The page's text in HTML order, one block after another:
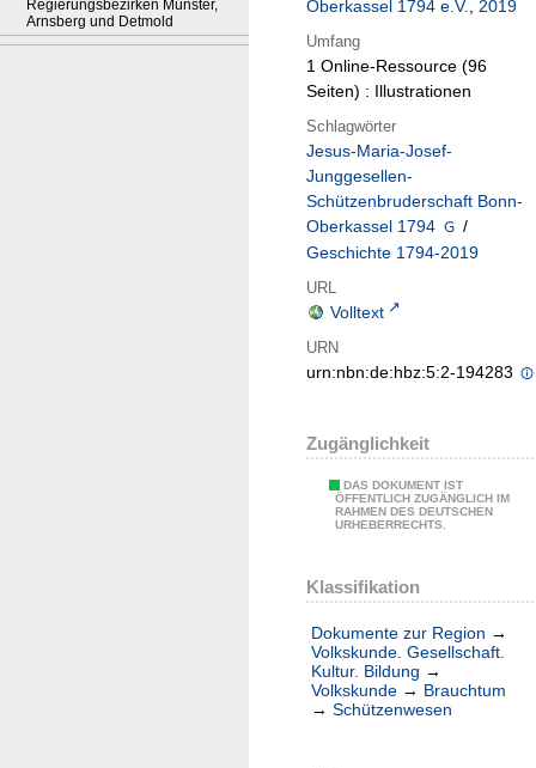
Regierungsbezirken Münster,
Arnsberg und Detmold
Oberkassel 1794 e.V., 2019
Umfang
1 Online-Ressource (96
Seiten) : Illustrationen
Schlagwörter
Jesus-Maria-Josef-
Junggesellen-
Schützenbruderschaft Bonn-
Oberkassel 1794
/
Geschichte 1794-2019
URL
Volltext
URN
urn:nbn:de:hbz:5:2-194283
Zugänglichkeit
DAS DOKUMENT IST
ÖFFENTLICH ZUGÄNGLICH IM
RAHMEN DES DEUTSCHEN
URHEBERRECHTS.
Klassifikation
Dokumente zur Region →
Volkskunde. Gesellschaft.
Kultur. Bildung →
Volkskunde → Brauchtum
→ Schützenwesen